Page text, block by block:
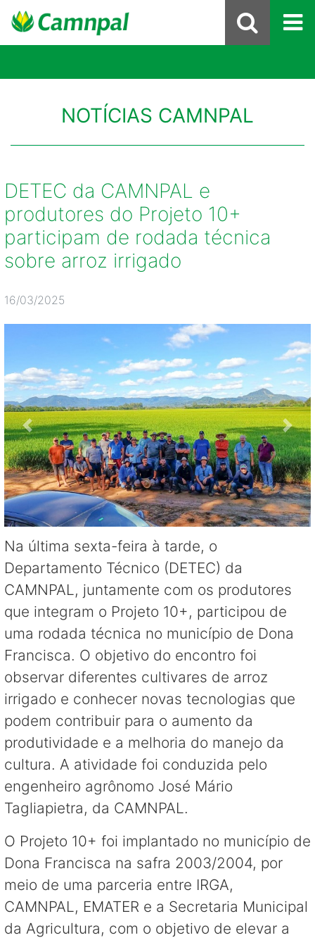
NOTÍCIAS CAMNPAL
DETEC da CAMNPAL e
produtores do Projeto 10+
participam de rodada técnica
sobre arroz irrigado
16/03/2025
Na última sexta-feira à tarde, o
Departamento Técnico (DETEC) da
CAMNPAL, juntamente com os produtores
que integram o Projeto 10+, participou de
uma rodada técnica no município de Dona
Francisca. O objetivo do encontro foi
observar diferentes cultivares de arroz
irrigado e conhecer novas tecnologias que
podem contribuir para o aumento da
produtividade e a melhoria do manejo da
cultura. A atividade foi conduzida pelo
engenheiro agrônomo José Mário
Tagliapietra, da CAMNPAL.
O Projeto 10+ foi implantado no município de
Dona Francisca na safra 2003/2004, por
meio de uma parceria entre IRGA,
CAMNPAL, EMATER e a Secretaria Municipal
da Agricultura, com o objetivo de elevar a